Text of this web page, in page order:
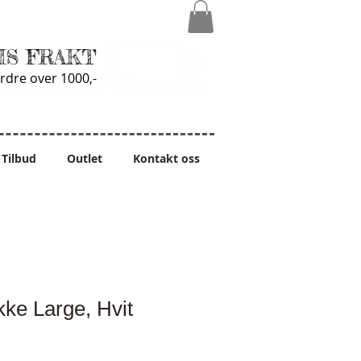
FRAKT
over 1000,-
Tilbud Outlet Kontakt oss
Large, Hvit